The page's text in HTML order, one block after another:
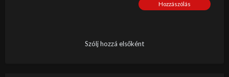
Hozzászólás
Szólj hozzá elsőként